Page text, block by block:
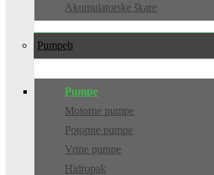
Akumulatorske škare
Pumpe
Pumpe
Motorne pumpe
Potopne pumpe
Vrtne pumpe
Hidropak